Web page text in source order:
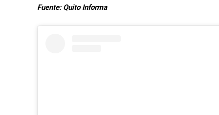
Fuente: Quito Informa